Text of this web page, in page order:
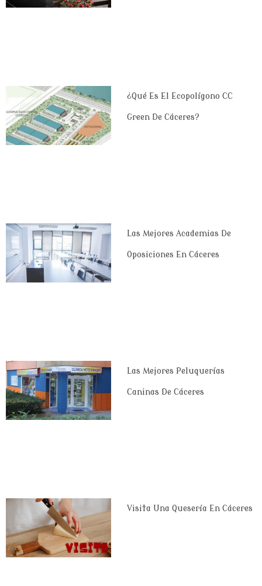
¿Qué Es El Ecopolígono CC
Green De Cáceres?
Las Mejores Academias De
Oposiciones En Cáceres
Las Mejores Peluquerías
Caninas De Cáceres
Visita Una Quesería En Cáceres